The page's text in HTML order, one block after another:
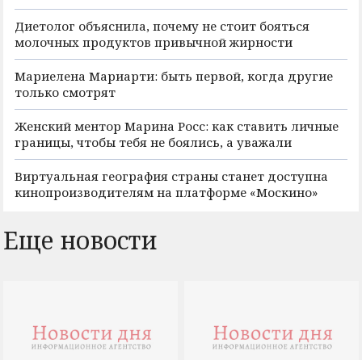
Диетолог объяснила, почему не стоит бояться
молочных продуктов привычной жирности
Мариелена Мариарти: быть первой, когда другие
только смотрят
Женский ментор Марина Росс: как ставить личные
границы, чтобы тебя не боялись, а уважали
Виртуальная география страны станет доступна
кинопроизводителям на платформе «Москино»
Еще новости